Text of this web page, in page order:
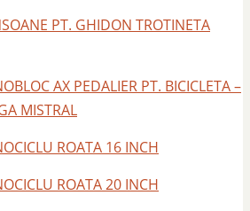
PT. GHIDON TROTINETA
AX PEDALIER PT. BICICLETA –
MISTRAL
ROATA 16 INCH
ROATA 20 INCH